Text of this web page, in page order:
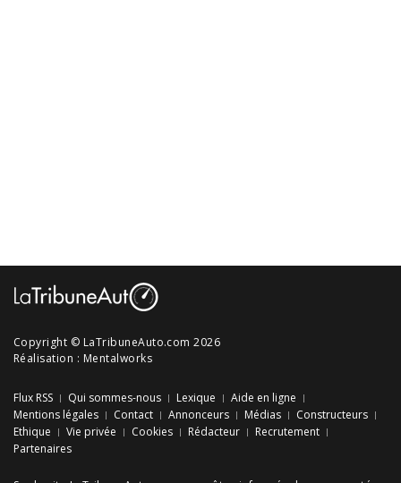
Copyright © LaTribuneAuto.com 2026
Réalisation : Mentalworks
Flux RSS Qui sommes-nous Lexique
Aide en ligne
Mentions légales
Contact Annonceurs Médias
Constructeurs
Ethique
Vie privée Cookies Rédacteur
Recrutement
Partenaires